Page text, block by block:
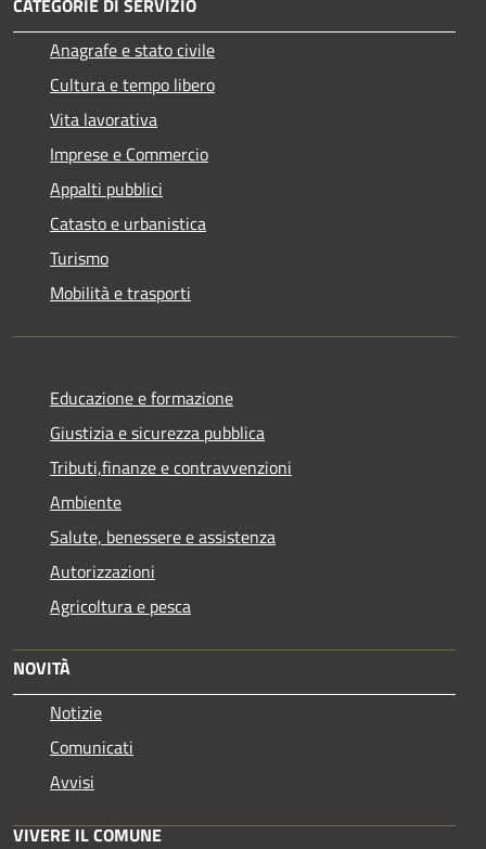
CATEGORIE DI SERVIZIO
Anagrafe e stato civile
Cultura e tempo libero
Vita lavorativa
Imprese e Commercio
Appalti pubblici
Catasto e urbanistica
Turismo
Mobilità e trasporti
Educazione e formazione
Giustizia e sicurezza pubblica
Tributi,finanze e contravvenzioni
Ambiente
Salute, benessere e assistenza
Autorizzazioni
Agricoltura e pesca
NOVITÀ
Notizie
Comunicati
Avvisi
VIVERE IL COMUNE